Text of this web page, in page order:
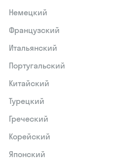
Немецкий
Французский
Итальянский
Португальский
Китайский
Турецкий
Греческий
Корейский
Японский